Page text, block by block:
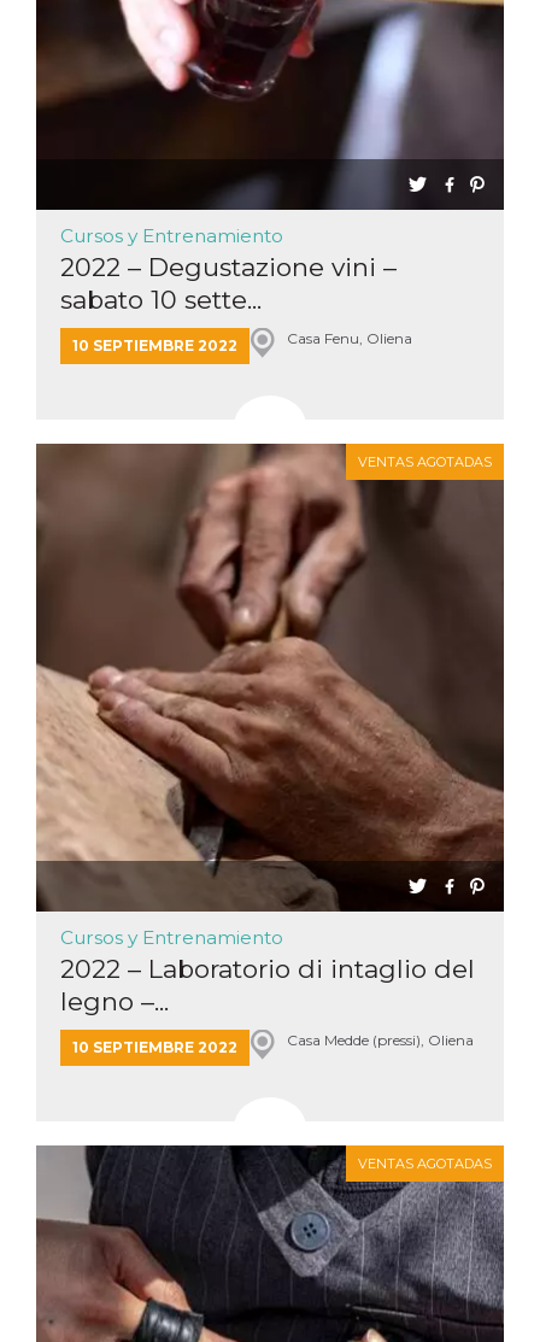
Cursos y Entrenamiento
2022 – Degustazione vini –
sabato 10 sette...
10 SEPTIEMBRE 2022 Casa Fenu, Oliena
VENTAS AGOTADAS
Cursos y Entrenamiento
2022 – Laboratorio di intaglio del
legno –...
10 SEPTIEMBRE 2022 Casa Medde (pressi), Oliena
VENTAS AGOTADAS